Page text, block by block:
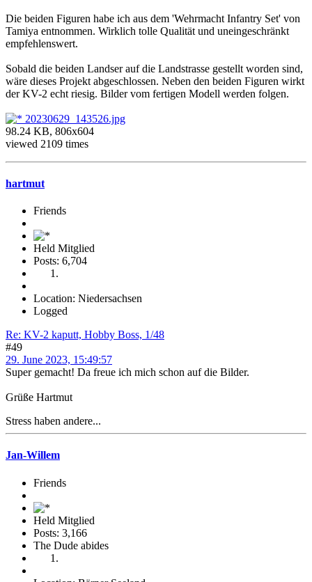
Die beiden Figuren habe ich aus dem 'Wehrmacht Infantry Set' von
Tamiya entnommen. Wirklich tolle Qualität und uneingeschränkt
empfehlenswert.
Sobald die beiden Landser auf die Landstrasse gestellt worden sind,
wäre dieses Projekt abgeschlossen. Neben den beiden Figuren wirkt
der KV-2 echt riesig. Bilder vom fertigen Modell werden folgen.
20230629_143526.jpg
98.24 KB, 806x604
viewed 2109 times
hartmut
Friends
Held Mitglied
Posts: 6,704
Location: Niedersachsen
Logged
Re: KV-2 kaputt, Hobby Boss, 1/48
#49
29. June 2023, 15:49:57
Super gemacht! Da freue ich mich schon auf die Bilder.
Grüße Hartmut
Stress haben andere...
Jan-Willem
Friends
Held Mitglied
Posts: 3,166
The Dude abides